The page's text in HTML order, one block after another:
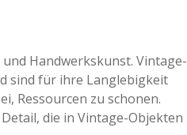
Handwerkskunst. Vintage-
sind für ihre Langlebigkeit
Ressourcen zu schonen.
die in Vintage-Objekten